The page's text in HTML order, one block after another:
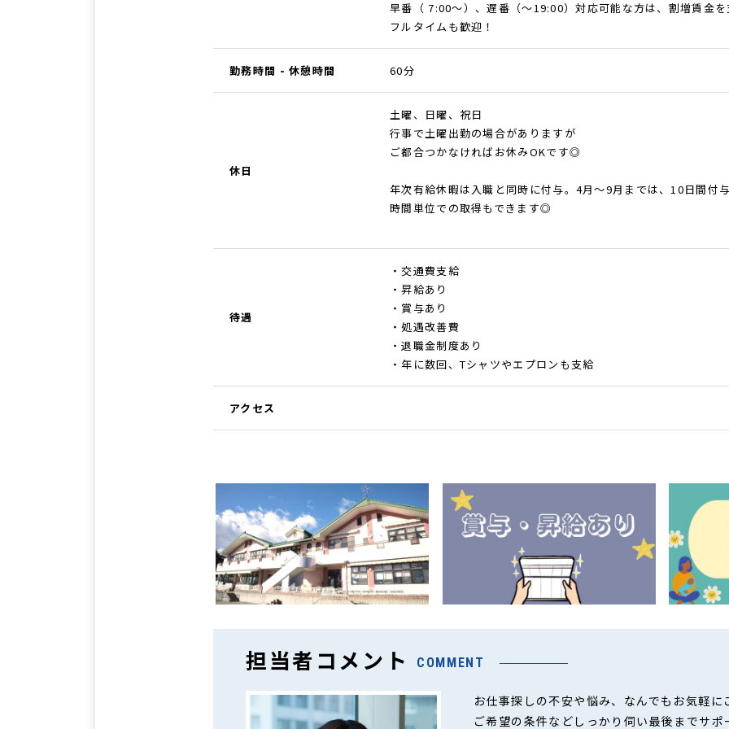
早番（ 7:00～）、遅番（～19:00）対応可能な方は、割増賃金を
フルタイムも歓迎！
勤務時間 - 休憩時間 60分
休日
土曜、日曜、祝日
行事で土曜出勤の場合がありますが
ご都合つかなければお休みOKです◎
年次有給休暇は入職と同時に付与。4月～9月までは、10日間付与
時間単位での取得もできます◎
待遇
・交通費支給
・昇給あり
・賞与あり
・処遇改善費
・退職金制度あり
・年に数回、Tシャツやエプロンも支給
アクセス
担当者コメント COMMENT
お仕事探しの不安や悩み、なんでもお気軽に
ご希望の条件などしっかり伺い最後までサポ